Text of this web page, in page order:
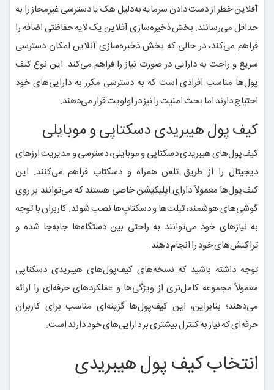
آفلاین خطر از دست دادن سرمایه به‌دلیل هک یا دسترسی غیرمجاز را به
حداقل می‌رسانند. بخش ذخیره‌سازی آفلاین یک لایه حفاظتی اضافه را
فراهم می‌کند، در حالی که بخش ذخیره‌سازی آنلاین امکان دسترسی
سریع و راحت به دارایی در صورت نیاز را فراهم می‌کند. این نوع کیف
پول‌ها مناسب افرادی است که به دسترسی مکرر به دارایی‌های خود
احتیاج دارند اما بحث امنیت را نیز در اولویت قرار می‌دهند.
کیف پول هیبریدی دسکتاپی و موبایلی
کیف‌پول‌های هیبریدی دسکتاپی و موبایلی، دسترسی و مدیریت ارزهای
دیجیتال را از طریق تلفن همراه و دسکتاپ فراهم می‌کنند. این
کیف‌پول‌ها معمولاً دارای اپلیکیشن خاصی هستند که می‌توانند بر روی
گوشی‌های هوشمند، تبلت‌ها و دسکتاپ‌ها نصب شوند. کاربران با توجه
به نیاز‌های خود می‌توانند به راحتی بین دستگاه‌ها جابه‌جا شده و
تراکنش‌های خود را انجام دهند.
توجه داشته باشید که نسخه‌های کیف‌پول‌های هیبریدی دسکتاپی
معمولاً مجموعه کامل‌تری از ویژگی‌ها و عملکردهای حرفه‌ای را ارائه
می‌دهند؛ بنابراین، این کیف‌پول‌ها گزینه‌‌ای مناسب برای کاربران
حرفه‌ای که نیاز به کنترل بیشتری بر دارایی‌های خود دارند است.
انتخاب کیف پول هیبریدی